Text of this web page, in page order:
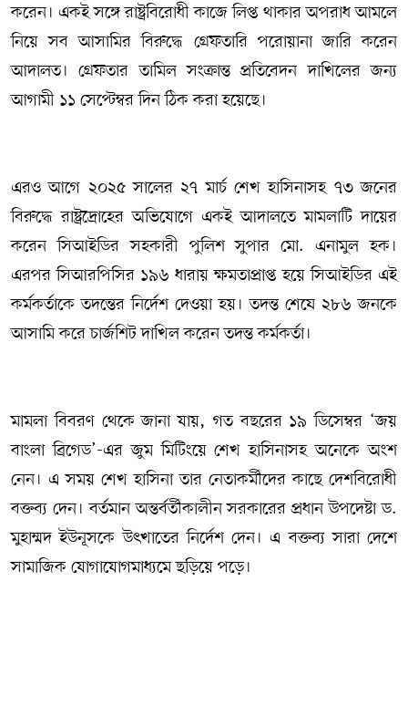
করেন। একই সঙ্গে রাষ্ট্রবিরোধী কাজে লিপ্ত থাকার অপরাধ আমলে
নিয়ে সব আসামির বিরুদ্ধে গ্রেফতারি পরোয়ানা জারি করেন
আদালত। গ্রেফতার তামিল সংক্রান্ত প্রতিবেদন দাখিলের জন্য
আগামী ১১ সেপ্টেম্বর দিন ঠিক করা হয়েছে।
এরও আগে ২০২৫ সালের ২৭ মার্চ শেখ হাসিনাসহ ৭৩ জনের
বিরুদ্ধে রাষ্ট্রদ্রোহের অভিযোগে একই আদালতে মামলাটি দায়ের
করেন সিআইডির সহকারী পুলিশ সুপার মো. এনামুল হক।
এরপর সিআরপিসির ১৯৬ ধারায় ক্ষমতাপ্রাপ্ত হয়ে সিআইডির এই
কর্মকর্তাকে তদন্তের নির্দেশ দেওয়া হয়। তদন্ত শেষে ২৮৬ জনকে
আসামি করে চার্জশিট দাখিল করেন তদন্ত কর্মকর্তা।
মামলা বিবরণ থেকে জানা যায়, গত বছরের ১৯ ডিসেম্বর ‘জয়
বাংলা ব্রিগেড’-এর জুম মিটিংয়ে শেখ হাসিনাসহ অনেকে অংশ
নেন। এ সময় শেখ হাসিনা তার নেতাকর্মীদের কাছে দেশবিরোধী
বক্তব্য দেন। বর্তমান অন্তর্বর্তীকালীন সরকারের প্রধান উপদেষ্টা ড.
মুহাম্মদ ইউনূসকে উৎখাতের নির্দেশ দেন। এ বক্তব্য সারা দেশে
সামাজিক যোগাযোগমাধ্যমে ছড়িয়ে পড়ে।